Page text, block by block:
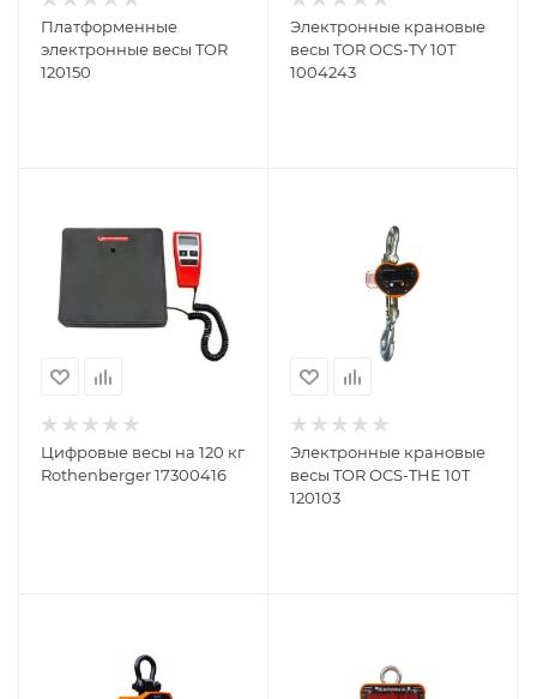
Платформенные
электронные весы TOR
120150
Электронные крановые
весы TOR OCS-TY 10T
1004243
Цифровые весы на 120 кг
Rothenberger 17300416
Электронные крановые
весы TOR OCS-THE 10T
120103